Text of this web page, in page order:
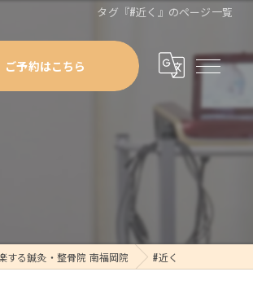
タグ『#近く』のページ一覧
ご予約はこちら
する鍼灸・整骨院 南福岡院 #近く